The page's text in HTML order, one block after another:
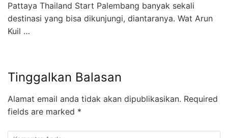
Pattaya Thailand Start Palembang banyak sekali
destinasi yang bisa dikunjungi, diantaranya. Wat Arun
Kuil …
Tinggalkan Balasan
Alamat email anda tidak akan dipublikasikan. Required
fields are marked *